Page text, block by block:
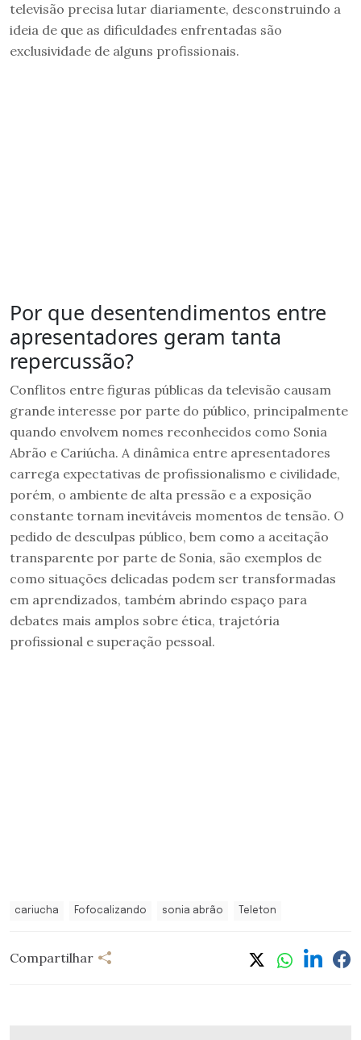
televisão precisa lutar diariamente, desconstruindo a
ideia de que as dificuldades enfrentadas são
exclusividade de alguns profissionais.
Por que desentendimentos entre
apresentadores geram tanta
repercussão?
Conflitos entre figuras públicas da televisão causam
grande interesse por parte do público, principalmente
quando envolvem nomes reconhecidos como Sonia
Abrão e Cariúcha. A dinâmica entre apresentadores
carrega expectativas de profissionalismo e civilidade,
porém, o ambiente de alta pressão e a exposição
constante tornam inevitáveis momentos de tensão. O
pedido de desculpas público, bem como a aceitação
transparente por parte de Sonia, são exemplos de
como situações delicadas podem ser transformadas
em aprendizados, também abrindo espaço para
debates mais amplos sobre ética, trajetória
profissional e superação pessoal.
cariucha Fofocalizando sonia abrão Teleton
Compartilhar